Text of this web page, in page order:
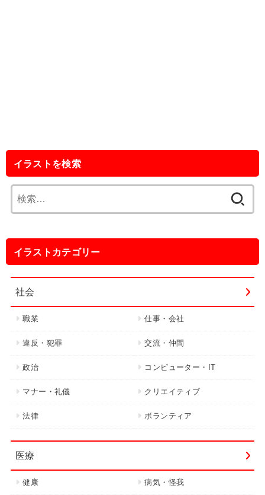
イラストを検索
索:
イラストカテゴリー
社会
職業 仕事・会社
違反・犯罪 交流・仲間
政治 コンピューター・IT
マナー・礼儀 クリエイティブ
法律 ボランティア
医療
健康 病気・怪我